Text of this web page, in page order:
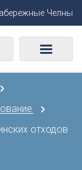
Сбросить
Челны
отходов